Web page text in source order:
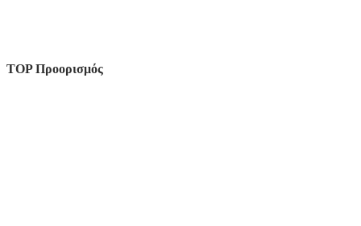
TOP Προορισμός